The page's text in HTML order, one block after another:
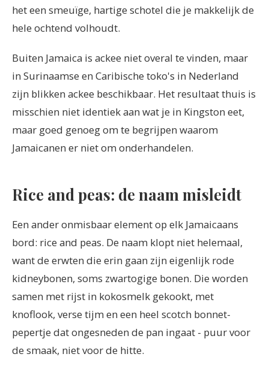
het een smeuïge, hartige schotel die je makkelijk de
hele ochtend volhoudt.
Buiten Jamaica is ackee niet overal te vinden, maar
in Surinaamse en Caribische toko's in Nederland
zijn blikken ackee beschikbaar. Het resultaat thuis is
misschien niet identiek aan wat je in Kingston eet,
maar goed genoeg om te begrijpen waarom
Jamaicanen er niet om onderhandelen.
Rice and peas: de naam misleidt
Een ander onmisbaar element op elk Jamaicaans
bord: rice and peas. De naam klopt niet helemaal,
want de erwten die erin gaan zijn eigenlijk rode
kidneybonen, soms zwartogige bonen. Die worden
samen met rijst in kokosmelk gekookt, met
knoflook, verse tijm en een heel scotch bonnet-
pepertje dat ongesneden de pan ingaat - puur voor
de smaak, niet voor de hitte.